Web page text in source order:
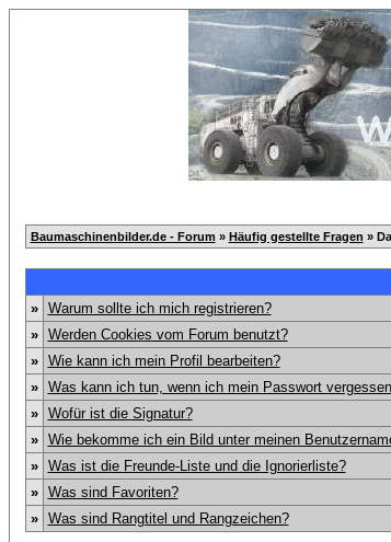
Baumaschinenbilder.de - Forum » Häufig gestellte Fragen »
»
Warum sollte ich mich registrieren?
»
Werden Cookies vom Forum benutzt?
»
Wie kann ich mein Profil bearbeiten?
»
Was kann ich tun, wenn ich mein Passwort
»
Wofür ist die Signatur?
»
Wie bekomme ich ein Bild unter meinen
»
Was ist die Freunde-Liste und die Ignorierliste?
»
Was sind Favoriten?
»
Was sind Rangtitel und Rangzeichen?